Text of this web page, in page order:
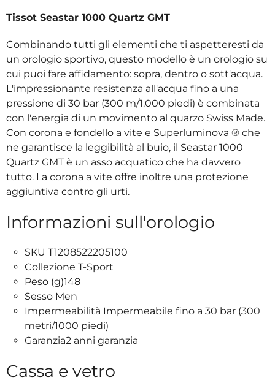
Tissot Seastar 1000 Quartz GMT
Combinando tutti gli elementi che ti aspetteresti da
un orologio sportivo, questo modello è un orologio su
cui puoi fare affidamento: sopra, dentro o sott'acqua.
L'impressionante resistenza all'acqua fino a una
pressione di 30 bar (300 m/1.000 piedi) è combinata
con l'energia di un movimento al quarzo Swiss Made.
Con corona e fondello a vite e Superluminova ® che
ne garantisce la leggibilità al buio, il Seastar 1000
Quartz GMT è un asso acquatico che ha davvero
tutto. La corona a vite offre inoltre una protezione
aggiuntiva contro gli urti.
Informazioni sull'orologio
SKU T1208522205100
Collezione T-Sport
Peso (g)148
Sesso Men
Impermeabilità Impermeabile fino a 30 bar (300
metri/1000 piedi)
Garanzia2 anni garanzia
Cassa e vetro